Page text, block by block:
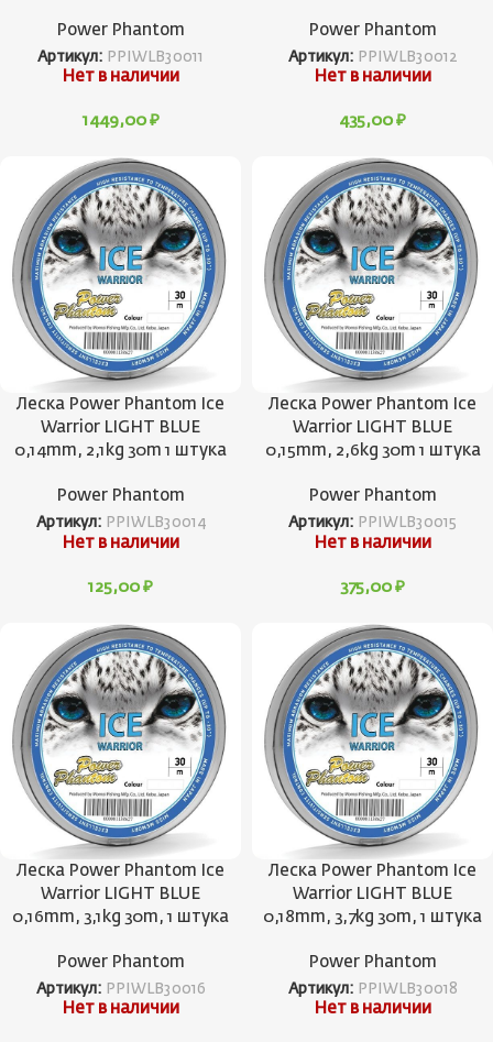
Power Phantom
Артикул: PPIWLB30011
Нет в наличии
1449,00 ₽
Power Phantom
Артикул: PPIWLB30012
Нет в наличии
435,00 ₽
Леска Power Phantom Ice
Warrior LIGHT BLUE
0,14mm, 2,1kg 30m 1 штука
Power Phantom
Артикул: PPIWLB30014
Нет в наличии
125,00 ₽
Леска Power Phantom Ice
Warrior LIGHT BLUE
0,15mm, 2,6kg 30m 1 штука
Power Phantom
Артикул: PPIWLB30015
Нет в наличии
375,00 ₽
Леска Power Phantom Ice
Warrior LIGHT BLUE
0,16mm, 3,1kg 30m, 1 штука
Power Phantom
Артикул: PPIWLB30016
Нет в наличии
Леска Power Phantom Ice
Warrior LIGHT BLUE
0,18mm, 3,7kg 30m, 1 штука
Power Phantom
Артикул: PPIWLB30018
Нет в наличии